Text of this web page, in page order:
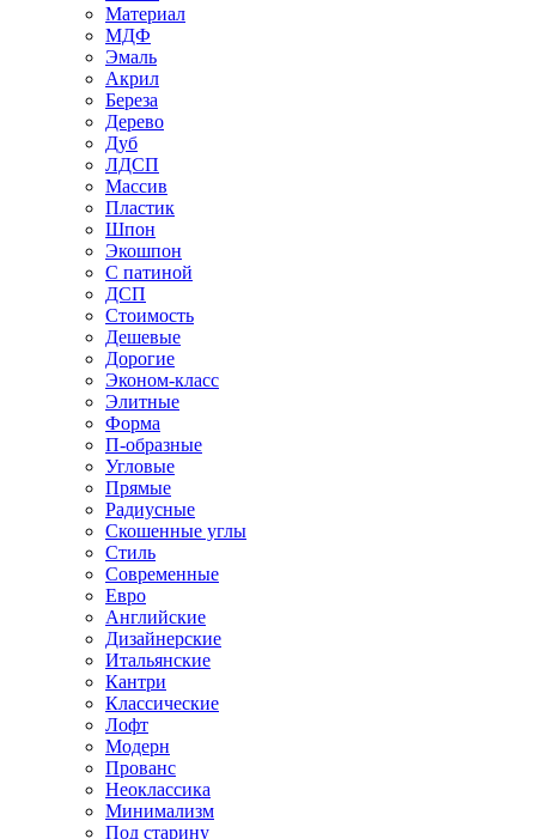
Материал
МДФ
Эмаль
Акрил
Береза
Дерево
Дуб
ЛДСП
Массив
Пластик
Шпон
Экошпон
С патиной
ДСП
Стоимость
Дешевые
Дорогие
Эконом-класс
Элитные
Форма
П-образные
Угловые
Прямые
Радиусные
Скошенные углы
Стиль
Современные
Евро
Английские
Дизайнерские
Итальянские
Кантри
Классические
Лофт
Модерн
Прованс
Неоклассика
Минимализм
Под старину